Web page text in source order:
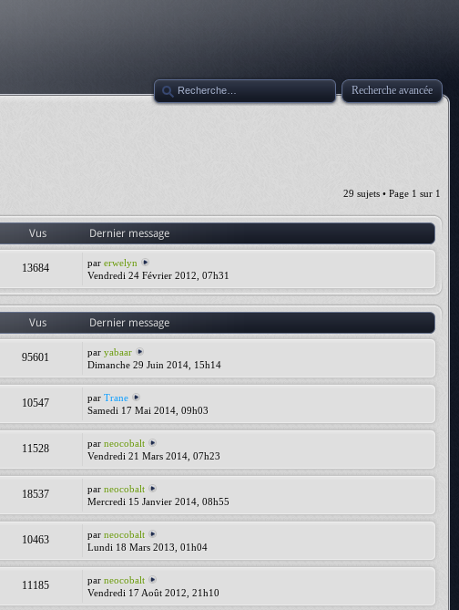
Recherche avancée
29 sujets • Page 1 sur 1
Vus Dernier message
13684 parerwelyn
Vendredi 24 Février 2012, 07h31
Vus Dernier message
95601 paryabaar
Dimanche 29 Juin 2014, 15h14
10547 parTrane
Samedi 17 Mai 2014, 09h03
11528 parneocobalt
Vendredi 21 Mars 2014, 07h23
18537 parneocobalt
Mercredi 15 Janvier 2014, 08h55
10463 parneocobalt
Lundi 18 Mars 2013, 01h04
11185 parneocobalt
Vendredi 17 Août 2012, 21h10